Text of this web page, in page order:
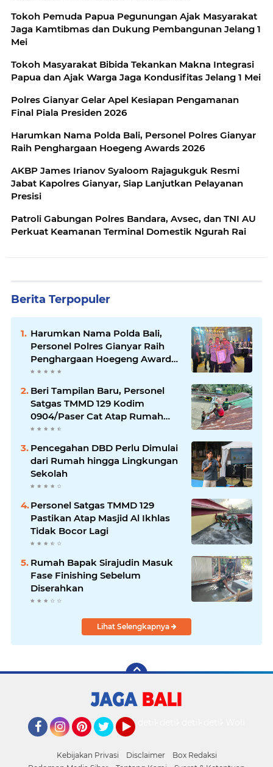
Tokoh Pemuda Papua Pegunungan Ajak Masyarakat
Jaga Kamtibmas dan Dukung Pembangunan Jelang 1
Mei
Tokoh Masyarakat Bibida Tekankan Makna Integrasi
Papua dan Ajak Warga Jaga Kondusifitas Jelang 1 Mei
Polres Gianyar Gelar Apel Kesiapan Pengamanan
Final Piala Presiden 2026
Harumkan Nama Polda Bali, Personel Polres Gianyar
Raih Penghargaan Hoegeng Awards 2026
AKBP James Irianov Syaloom Rajagukguk Resmi
Jabat Kapolres Gianyar, Siap Lanjutkan Pelayanan
Presisi
Patroli Gabungan Polres Bandara, Avsec, dan TNI AU
Perkuat Keamanan Terminal Domestik Ngurah Rai
Berita Terpopuler
Harumkan Nama Polda Bali,
Personel Polres Gianyar Raih
Penghargaan Hoegeng Awards
2026
Beri Tampilan Baru, Personel
Satgas TMMD 129 Kodim
0904/Paser Cat Atap Rumah
Marbot
Pencegahan DBD Perlu Dimulai
dari Rumah hingga Lingkungan
Sekolah
Personel Satgas TMMD 129
Pastikan Atap Masjid Al Ikhlas
Tidak Bocor Lagi
Rumah Bapak Sirajudin Masuk
Fase Finishing Sebelum
Diserahkan
Lihat Selengkapnya
Kebijakan Privasi Disclaimer
Box Redaksi